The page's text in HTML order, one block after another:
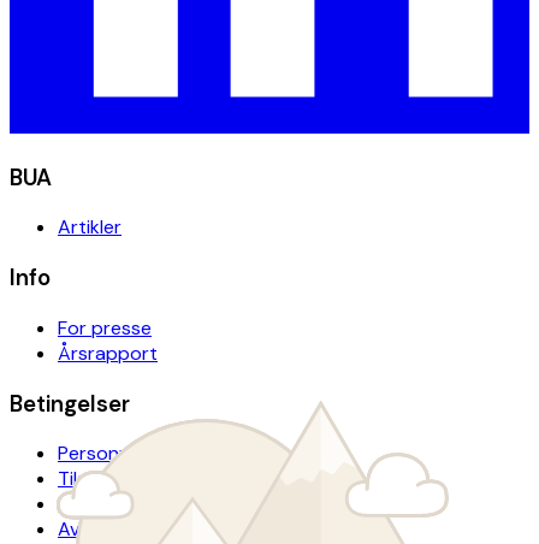
BUA
Artikler
Info
For presse
Årsrapport
Betingelser
Personvern
Tilgjengelighetserklæring
Lånevilkår
Avtalevilkår donasjon